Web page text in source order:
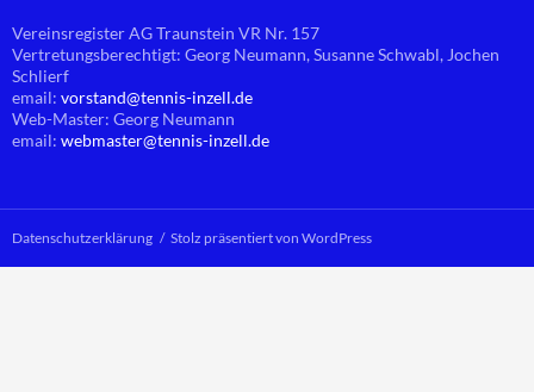
Vereinsregister AG Traunstein VR Nr. 157
Vertretungsberechtigt: Georg Neumann, Susanne Schwabl, Jochen
Schlierf
email: vorstand@tennis-inzell.de
Web-Master: Georg Neumann
email: webmaster@tennis-inzell.de
Datenschutzerklärung Stolz präsentiert von WordPress